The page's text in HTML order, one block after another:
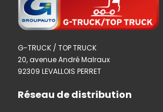
G-TRUCK / TOP TRUCK
20, avenue André Malraux
92309 LEVALLOIS PERRET
Réseau de distribution